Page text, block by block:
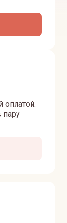
оплатой.
пару